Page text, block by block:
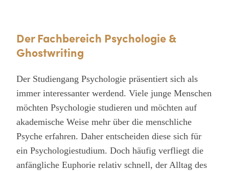
Kommunikation echt
erleichtert. Außerdem
habe ich für mein Geld
hier den besten Service
und die beste Qualität
erhalten. Gern möchte
ich Frau Maria
Sommer besonders
Der Fachbereich Psychologie &
Ghostwriting
Der Studiengang Psychologie präsentiert sich als
immer interessanter werdend. Viele junge Menschen
möchten Psychologie studieren und möchten auf
akademische Weise mehr über die menschliche
Psyche erfahren. Daher entscheiden diese sich für
ein Psychologiestudium. Doch häufig verfliegt die
anfängliche Euphorie relativ schnell, der Alltag des